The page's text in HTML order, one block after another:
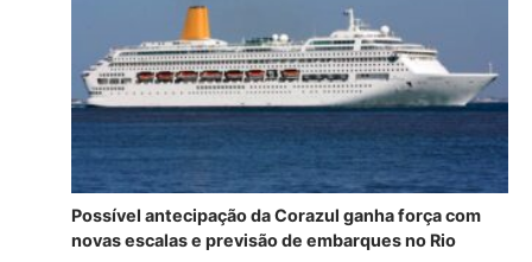
Possível antecipação da Corazul ganha força com
novas escalas e previsão de embarques no Rio